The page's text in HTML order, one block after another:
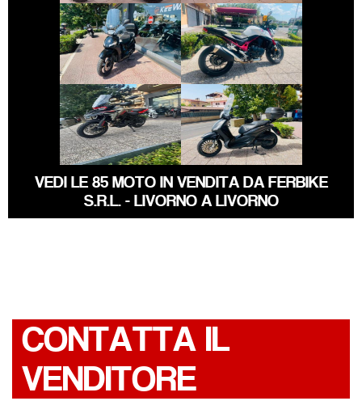
PEUGEOT TWEET HONDA HORNET
BENELLI TRK
€ 7.490 €
PIAGGIO
BEVERLY
€ 2.990 €
VEDI LE 85 MOTO IN VENDITA DA FERBIKE
S.R.L. - LIVORNO A LIVORNO
CONTATTA IL
VENDITORE